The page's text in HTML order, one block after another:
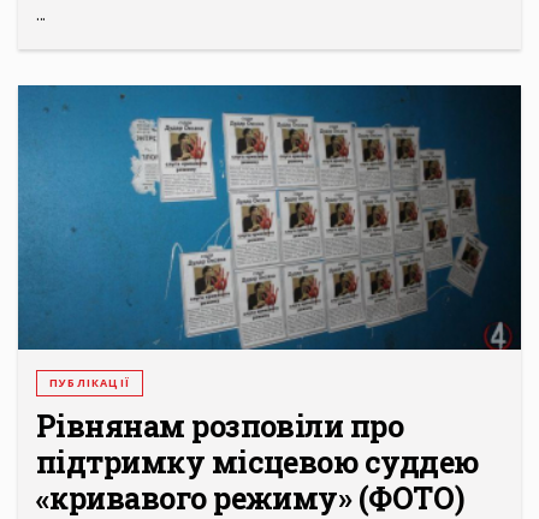
...
ПУБЛІКАЦІЇ
Рівнянам розповіли про
підтримку місцевою суддею
«кривавого режиму» (ФОТО)